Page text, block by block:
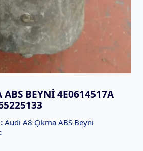
BEYNI 4E0614517A
Audi A8 Çıkma ABS Beyni